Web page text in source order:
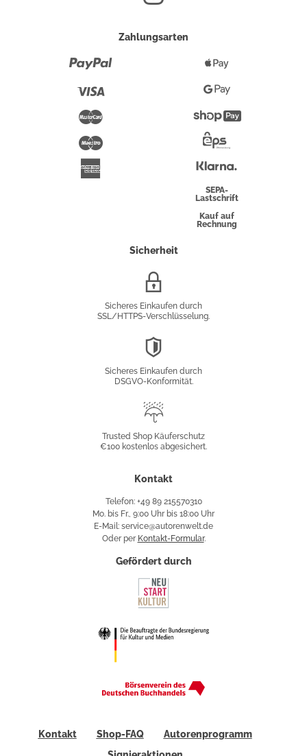
Zahlungsarten
Maestro
Pay
Google
Pay
Überweisung
SEPA-
Lastschrift
Kauf auf
Rechnung
Sicherheit
Sicheres Einkaufen durch
SSL/HTTPS-Verschlüsselung.
Sicheres Einkaufen durch
DSGVO-Konformität.
Käuferschutz
Trusted Shop Käuferschutz
€100 kostenlos abgesichert.
Kontakt
Telefon: +49 89 215570310
Mo. bis Fr., 9:00 Uhr bis 18:00 Uhr
E-Mail: service@autorenwelt.de
Oder per Kontakt-Formular.
Gefördert durch
Kontakt Shop-FAQ
Autorenprogramm